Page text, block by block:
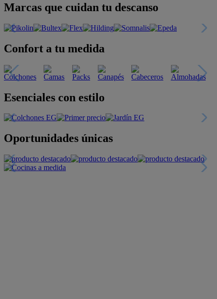
Marcas que cuidan tu descanso
Confort a tu medida
Esenciales con estilo
Oportunidades únicas